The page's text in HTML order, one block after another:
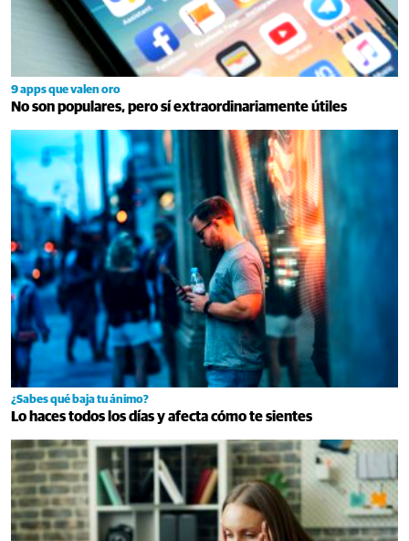
9 apps que valen oro
No son populares, pero sí extraordinariamente útiles
¿Sabes qué baja tu ánimo?
Lo haces todos los días y afecta cómo te sientes